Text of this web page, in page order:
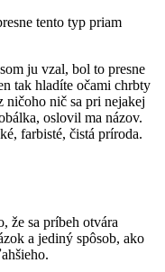
tento typ priam
ju vzal, bol to presne
tak hladíte očami chrbty
ničoho nič sa pri nejakej
oslovil ma názov.
farbisté, čistá príroda.
že sa príbeh otvára
a jediný spôsob, ako